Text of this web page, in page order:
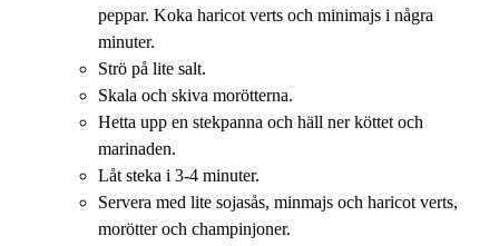
peppar. Koka haricot verts och minimajs i några
minuter.
Strö på lite salt.
Skala och skiva morötterna.
Hetta upp en stekpanna och häll ner köttet och
marinaden.
Låt steka i 3-4 minuter.
Servera med lite sojasås, minmajs och haricot verts,
morötter och champinjoner.